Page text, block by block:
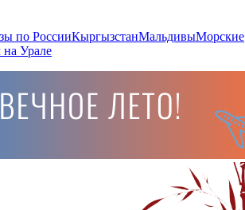
по РоссииКыргызстанМальдивыМорские
Урале